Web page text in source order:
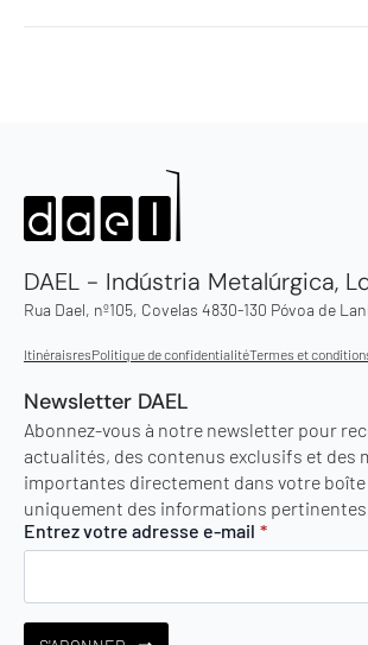
DAEL - Indústria Metalúrgica,
Rua Dael, nº105, Covelas 4830-130 Póvoa de
ItinéraisresPolitique de confidentialitéTermes et
Newsletter DAEL
Abonnez-vous à notre newsletter pour
actualités, des contenus exclusifs et des
importantes directement dans votre
uniquement des informations pertinentes.
Entrez votre adresse e-mail *